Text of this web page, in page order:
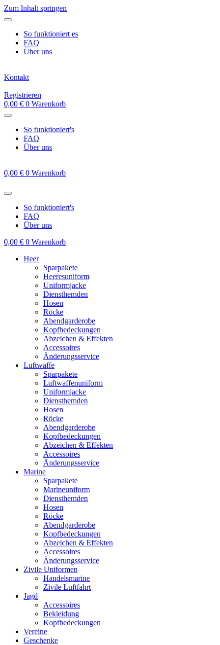
Zum Inhalt springen
So funktioniert es
FAQ
Über uns
Kontakt
Registrieren
0,00 € 0 Warenkorb
So funktioniert's
FAQ
Über uns
0,00 € 0 Warenkorb
So funktioniert's
FAQ
Über uns
0,00 € 0 Warenkorb
Heer
Sparpakete
Heeresuniform
Uniformjacke
Diensthemden
Hosen
Röcke
Abendgarderobe
Kopfbedeckungen
Abzeichen & Effekten
Accessoires
Änderungsservice
Luftwaffe
Sparpakete
Luftwaffenuniform
Uniformjacke
Diensthemden
Hosen
Röcke
Abendgarderobe
Kopfbedeckungen
Abzeichen & Effekten
Accessoires
Änderungsservice
Marine
Sparpakete
Marineuniform
Diensthemden
Hosen
Röcke
Abendgarderobe
Kopfbedeckungen
Abzeichen & Effekten
Accessoires
Änderungsservice
Zivile Uniformen
Handelsmarine
Zivile Luftfahrt
Jagd
Accessoires
Bekleidung
Kopfbedeckungen
Vereine
Geschenke